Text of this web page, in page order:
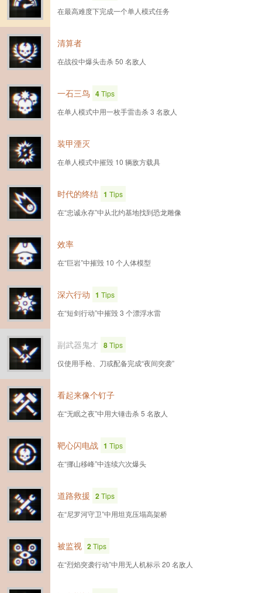
在最高难度下完成一个单人模式任务
清算者
在战役中爆头击杀 50 名敌人
一石三鸟 4Tips
在单人模式中用一枚手雷击杀 3 名敌人
装甲湮灭
在单人模式中摧毁 10 辆敌方载具
时代的终结 1 Tips
在“忠诚永存”中从北约基地找到恐龙雕像
效率
在“巨岩”中摧毁 10 个人体模型
深六行动 1 Tips
在“短剑行动”中摧毁 3 个漂浮水雷
副武器鬼才 8Tips
仅使用手枪、刀或配备完成“夜间突袭”
看起来像个钉子
在“无眠之夜”中用大锤击杀 5 名敌人
靶心闪电战 1 Tips
在“挪山移峰”中连续六次爆头
道路救援 2Tips
在“尼罗河守卫”中用坦克压塌高架桥
被监视 2Tips
在“烈焰突袭行动”中用无人机标示 20 名敌人